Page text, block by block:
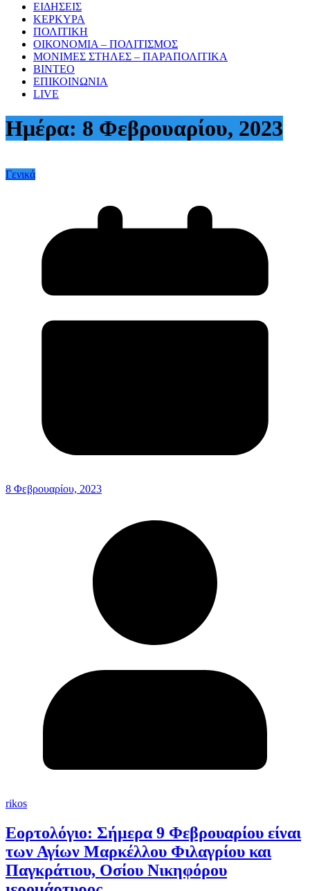
ΕΙΔΗΣΕΙΣ
ΚΕΡΚΥΡΑ
ΠΟΛΙΤΙΚΗ
ΟΙΚΟΝΟΜΙΑ – ΠΟΛΙΤΙΣΜΟΣ
ΜΟΝΙΜΕΣ ΣΤΗΛΕΣ – ΠΑΡΑΠΟΛΙΤΙΚΑ
ΒΙΝΤΕΟ
ΕΠΙΚΟΙΝΩΝΙΑ
LIVE
Ημέρα: 8 Φεβρουαρίου, 2023
Γενικά
8 Φεβρουαρίου, 2023
rikos
Εορτολόγιο: Σήμερα 9 Φεβρουαρίου είναι
των Αγίων Μαρκέλλου Φιλαγρίου και
Παγκράτιου, Οσίου Νικηφόρου